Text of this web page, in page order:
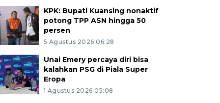
KPK: Bupati Kuansing nonaktif
potong TPP ASN hingga 50
persen
5 Agustus 2026 06:28
Unai Emery percaya diri bisa
kalahkan PSG di Piala Super
Eropa
1 Agustus 2026 05:08